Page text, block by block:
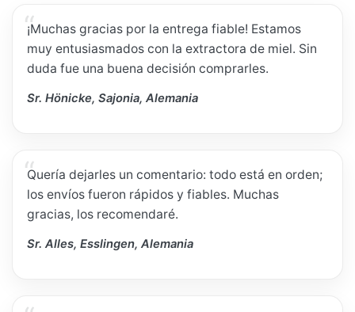
¡Muchas gracias por la entrega fiable! Estamos
muy entusiasmados con la extractora de miel. Sin
duda fue una buena decisión comprarles.
Sr. Hönicke, Sajonia, Alemania
Quería dejarles un comentario: todo está en orden;
los envíos fueron rápidos y fiables. Muchas
gracias, los recomendaré.
Sr. Alles, Esslingen, Alemania